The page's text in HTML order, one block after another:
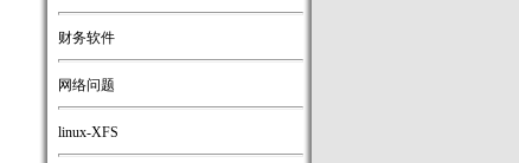
财务软件
网络问题
linux-XFS